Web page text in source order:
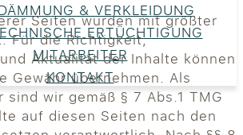
& VERKLEIDUNG
ERTÜCHTIGUNG
MITARBEITER
KONTAKT
Seiten wurden mit größter
Für die Richtigkeit,
Aktualität der Inhalte können
Gewähr übernehmen. Als
sind wir gemäß § 7 Abs.1 TMG
auf diesen Seiten nach den